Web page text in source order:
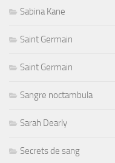
Sabina Kane
Saint Germain
Saint Germain
Sangre noctambula
Sarah Dearly
Secrets de sang